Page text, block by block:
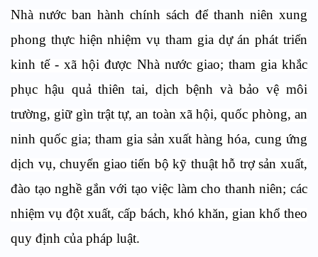
Nhà nước ban hành chính sách để thanh niên xung
phong thực hiện nhiệm vụ tham gia dự án phát triển
kinh tế - xã hội được Nhà nước giao; tham gia khắc
phục hậu quả thiên tai, dịch bệnh và bảo vệ môi
trường, giữ gìn trật tự, an toàn xã hội, quốc phòng, an
ninh quốc gia; tham gia sản xuất hàng hóa, cung ứng
dịch vụ, chuyển giao tiến bộ kỹ thuật hỗ trợ sản xuất,
đào tạo nghề gắn với tạo việc làm cho thanh niên; các
nhiệm vụ đột xuất, cấp bách, khó khăn, gian khổ theo
quy định của pháp luật.